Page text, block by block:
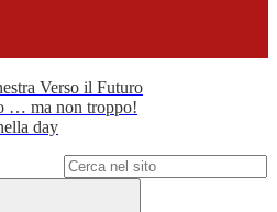
Verso il Futuro
… ma non troppo!
day